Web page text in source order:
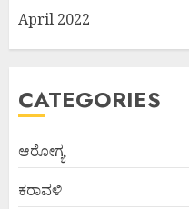
April 2022
CATEGORIES
ಆರೋಗ್ಯ
ಕರಾವಳಿ